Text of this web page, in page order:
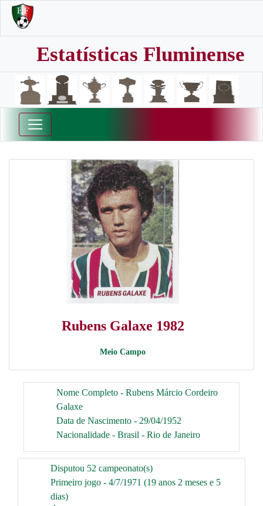
Estatísticas Fluminense
Rubens Galaxe 1982
Meio Campo
Nome Completo - Rubens Márcio Cordeiro
Galaxe
Data de Nascimento - 29/04/1952
Nacionalidade - Brasil - Rio de Janeiro
Disputou 52 campeonato(s)
Primeiro jogo - 4/7/1971 (19 anos 2 meses e 5
dias)